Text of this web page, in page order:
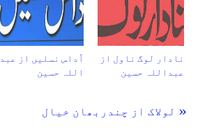
اُداس نسلیں از عبد
اللہ حسین
نادار لوگ ناول از
عبداللہ حسین
« لولاک از چندربھان خیال